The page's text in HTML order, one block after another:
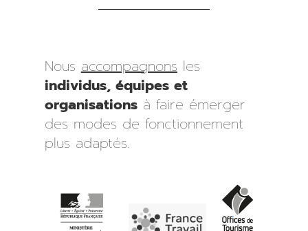
Nous accompagnons les
individus, équipes et
organisationsà faire émerger
des modes de fonctionnement
plus adaptés.